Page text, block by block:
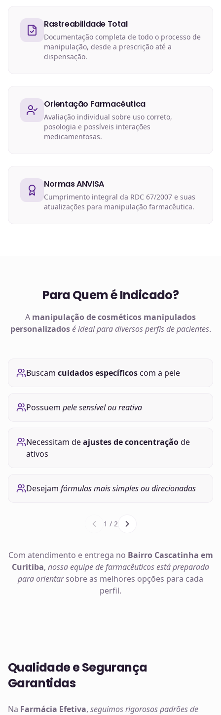
Rastreabilidade Total
Documentação completa de todo o processo de
manipulação, desde a prescrição até a
dispensação.
Orientação Farmacêutica
Avaliação individual sobre uso correto,
posologia e possíveis interações
medicamentosas.
Normas ANVISA
Cumprimento integral da RDC 67/2007 e suas
atualizações para manipulação farmacêutica.
Para Quem é Indicado?
A manipulação decosméticos manipulados
personalizados é ideal para diversos perfis de pacientes.
Buscam cuidados específicoscom a pele
Possuem pele sensível ou reativa
Necessitam deajustes de concentraçãode
ativos
Desejam fórmulas mais simples ou direcionadas
1 / 2
Com atendimento e entrega no Bairro Cascatinha em
Curitiba, nossa equipe de farmacêuticos está preparada
para orientarsobre as melhores opções para cada
perfil.
Qualidade e Segurança
Garantidas
Na Farmácia Efetiva, seguimos rigorosos padrões de